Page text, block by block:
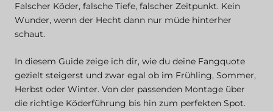
Falscher Köder, falsche Tiefe, falscher Zeitpunkt. Kein
Wunder, wenn der Hecht dann nur müde hinterher
schaut.
In diesem Guide zeige ich dir, wie du deine Fangquote
gezielt steigerst und zwar egal ob im Frühling, Sommer,
Herbst oder Winter. Von der passenden Montage über
die richtige Köderführung bis hin zum perfekten Spot.